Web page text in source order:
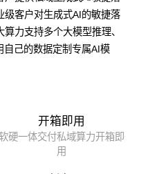
级客户对生成式AI的敏捷落
力支持多个大模型推理、
自己的数据定制专属AI模
开箱即用
硬一体交付私域算力开箱即
用